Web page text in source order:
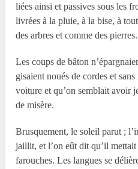
liées ainsi et passives sous les
livrées à la pluie, à la bise, à
des arbres et comme des pierres.
Les coups de bâton
gisaient noués de cordes et
voiture et qu’on semblait avoir
de misère.
Brusquement, le soleil parut ;
jaillit, et l’on eût dit qu’il mettait
farouches. Les langues se